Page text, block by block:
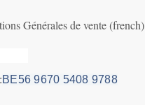
Générales de vente (french)
BE56 9670 5408 9788